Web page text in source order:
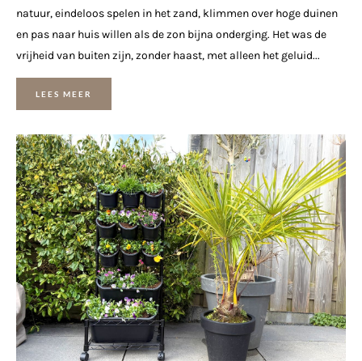
natuur, eindeloos spelen in het zand, klimmen over hoge duinen
en pas naar huis willen als de zon bijna onderging. Het was de
vrijheid van buiten zijn, zonder haast, met alleen het geluid...
LEES MEER